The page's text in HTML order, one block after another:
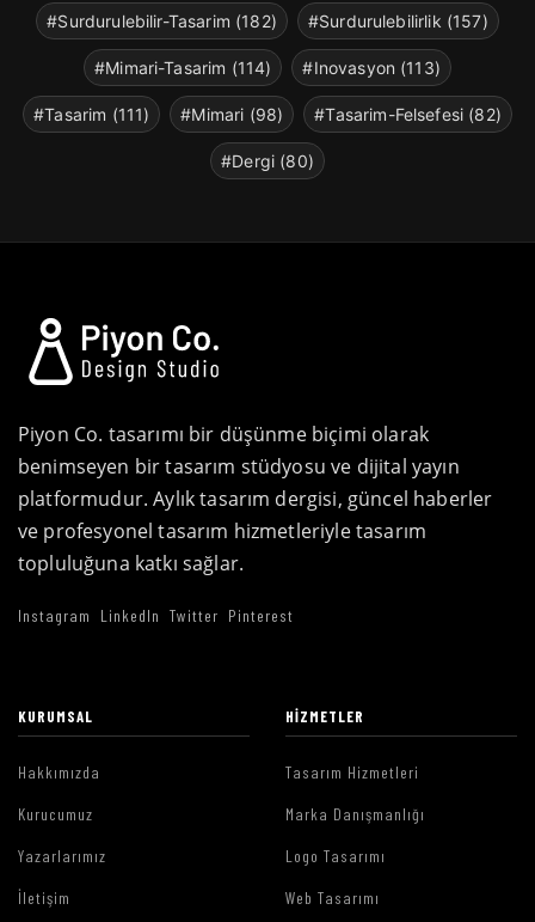
#Surdurulebilir-Tasarim (182) #Surdurulebilirlik (157)
#Mimari-Tasarim (114) #Inovasyon (113)
#Tasarim (111) #Mimari (98) #Tasarim-Felsefesi (82)
#Dergi (80)
Piyon Co. tasarımı bir düşünme biçimi olarak
benimseyen bir tasarım stüdyosu ve dijital yayın
platformudur. Aylık tasarım dergisi, güncel haberler
ve profesyonel tasarım hizmetleriyle tasarım
topluluğuna katkı sağlar.
Instagram LinkedIn Twitter Pinterest
KURUMSAL
Hakkımızda
Kurucumuz
Yazarlarımız
İletişim
HIZMETLER
Tasarım Hizmetleri
Marka Danışmanlığı
Logo Tasarımı
Web Tasarımı